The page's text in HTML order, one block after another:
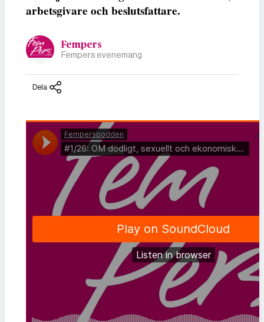
arbetsgivare och beslutsfattare.
Fempers
Fempers evenemang
Dela